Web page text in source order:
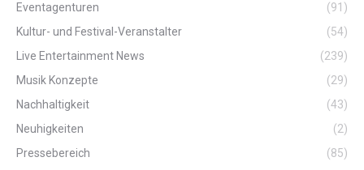
Eventagenturen
(91)
Kultur- und Festival-Veranstalter
(54)
Live Entertainment News
(239)
Musik Konzepte
(29)
Nachhaltigkeit
(43)
Neuhigkeiten
(2)
Pressebereich
(85)